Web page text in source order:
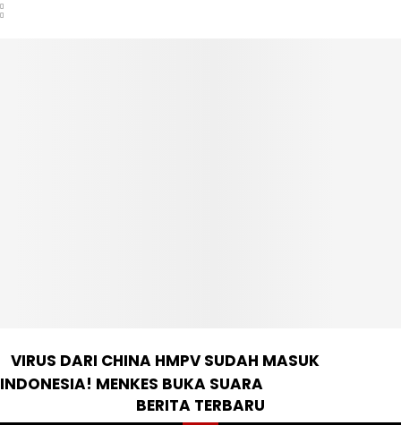
VIRUS DARI CHINA HMPV SUDAH MASUK
INDONESIA! MENKES BUKA SUARA
BERITA TERBARU